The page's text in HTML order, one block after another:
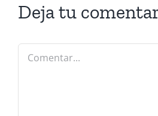
Deja tu
Comentar